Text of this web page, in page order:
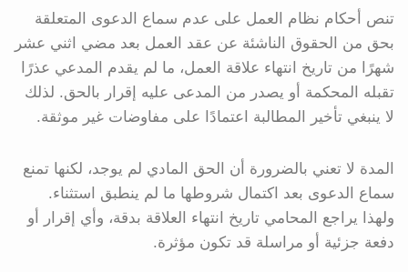
تنص أحكام نظام العمل على عدم سماع الدعوى المتعلقة
بحق من الحقوق الناشئة عن عقد العمل بعد مضي اثني عشر
شهرًا من تاريخ انتهاء علاقة العمل، ما لم يقدم المدعي عذرًا
تقبله المحكمة أو يصدر من المدعى عليه إقرار بالحق. لذلك
لا ينبغي تأخير المطالبة اعتمادًا على مفاوضات غير موثقة.
المدة لا تعني بالضرورة أن الحق المادي لم يوجد، لكنها تمنع
سماع الدعوى بعد اكتمال شروطها ما لم ينطبق استثناء.
ولهذا يراجع المحامي تاريخ انتهاء العلاقة بدقة، وأي إقرار أو
دفعة جزئية أو مراسلة قد تكون مؤثرة.